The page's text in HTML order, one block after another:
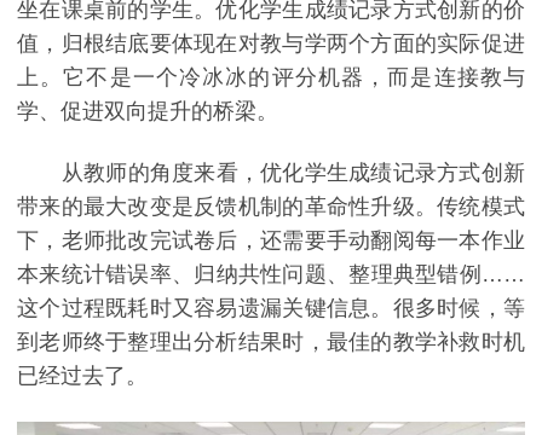
坐在课桌前的学生。优化学生成绩记录方式创新的价
值，归根结底要体现在对教与学两个方面的实际促进
上。它不是一个冷冰冰的评分机器，而是连接教与
学、促进双向提升的桥梁。
从教师的角度来看，优化学生成绩记录方式创新
带来的最大改变是反馈机制的革命性升级。传统模式
下，老师批改完试卷后，还需要手动翻阅每一本作业
本来统计错误率、归纳共性问题、整理典型错例……
这个过程既耗时又容易遗漏关键信息。很多时候，等
到老师终于整理出分析结果时，最佳的教学补救时机
已经过去了。